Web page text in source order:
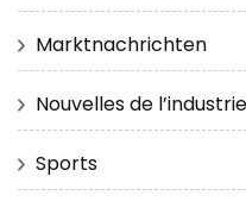
Marktnachrichten
Nouvelles de l’industrie
Sports